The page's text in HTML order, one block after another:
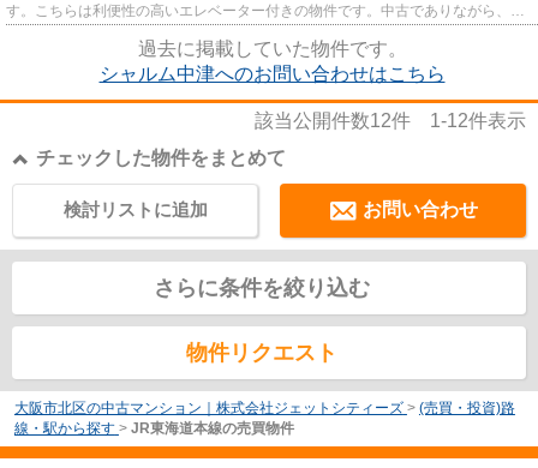
す。こちらは利便性の高いエレベーター付きの物件です。中古でありながら、室
過去に掲載していた物件です。
シャルム中津へのお問い合わせはこちら
該当公開件数12件 1-12件表示
チェックした物件をまとめて
お問い合わせ
検討リストに追加
さらに条件を絞り込む
物件リクエスト
大阪市北区の中古マンション｜株式会社ジェットシティーズ > (売買・投資)路
線・駅から探す > JR東海道本線の売買物件